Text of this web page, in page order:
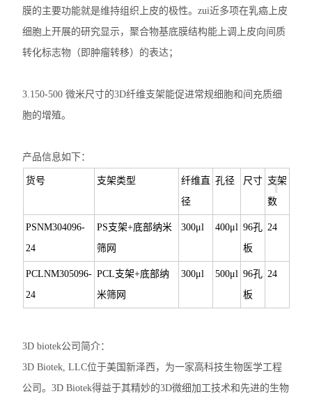
膜的主要功能就是维持组织上皮的极性。zui近多项在乳癌上皮
细胞上开展的研究显示，聚合物基底膜结构能上调上皮向间质
转化标志物（即肿瘤转移）的表达；
3.150-500微米尺寸的3D纤维支架能促进常规细胞和间充质细
胞的增殖。
产品信息如下：
+
货号 支架类型
纤维直
径
孔径 尺寸 支架
数
PSNM304096-
24
PS支架+底部纳米
筛网
300μl 400μl 96孔
板
24
PCLNM305096-
24
PCL支架+底部纳
米筛网
300μl 500μl 96孔
板
24
3D biotek公司简介：
3D Biotek, LLC位于美国新泽西，为一家高科技生物医学工程
公司。3D Biotek得益于其精妙的3D微细加工技术和先进的生物